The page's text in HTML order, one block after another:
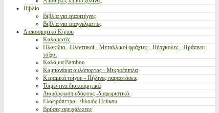
Βιβλία
Βιβλία για ερασιτέχνες
Βιβλία για επαγγελματίες
Διακοσμητικά Κήπου
Καλαμωτές
Πλακίδια - Πλαστικοί - Μεταλλικοί φράχτες - Πέργκολες - Πράσινοι
τοίχοι
Καλάμια Bamboo
Καμπανάκια αυλόπορτας - Μικροέπιπλα
Κεραμικά τοίχου - Πήλινες παραστάσεις
Τσιμέντινα διακοσμητικά
Διαμόρφωση εδάφους -διαχωριστικά.
Ελαφρόπετρα - Φλοιός Πεύκου
Βρύσες ορειχάλκινες